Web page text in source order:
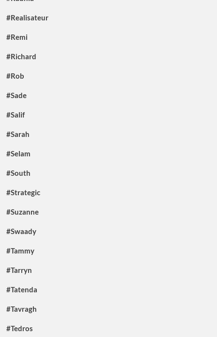
#Realisateur
#Remi
#Richard
#Rob
#Sade
#Salif
#Sarah
#Selam
#South
#Strategic
#Suzanne
#Swaady
#Tammy
#Tarryn
#Tatenda
#Tavragh
#Tedros